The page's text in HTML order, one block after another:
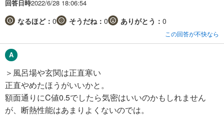
回答日時2022/6/28 18:06:54
なるほど： 0 そうだね： 0 ありがとう： 0
この回答が不快なら
＞風呂場や玄関は正直寒い
正直やめたほうがいいかと。
額面通りにC値0.5でしたら気密はいいのかもしれません
が、断熱性能はあまりよくないのでは。